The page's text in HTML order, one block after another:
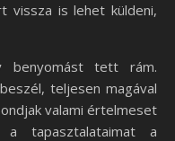
vissza is lehet küldeni,
benyomást tett rám.
teljesen magával
valami értelmeset
a tapasztalataimat a